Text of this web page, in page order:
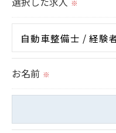
切に安全管理対策を実
＜個人情報を与えな
予めご了承ください。
※
お名前 ※